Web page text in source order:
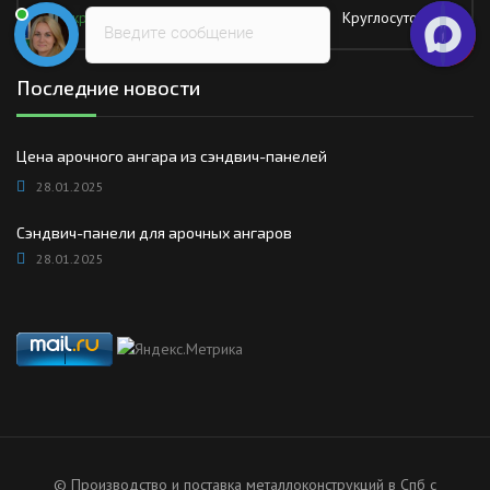
Воскресение
Круглосуточно
Последние новости
Цена арочного ангара из сэндвич-панелей
28.01.2025
Сэндвич-панели для арочных ангаров
28.01.2025
© Производство и поставка металлоконструкций в Спб с
Введите сообщение